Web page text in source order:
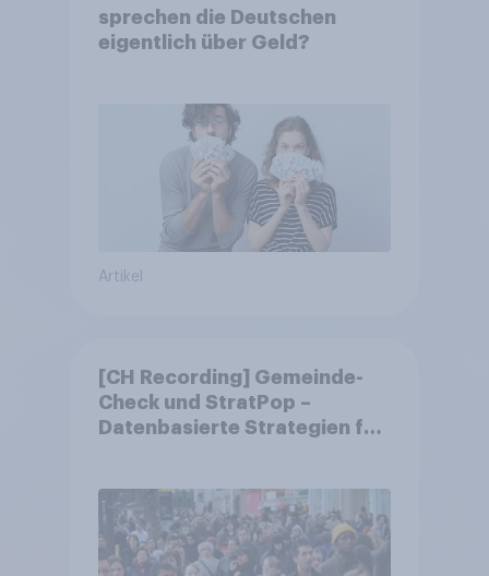
sprechen die Deutschen
eigentlich über Geld?
Artikel
[CH Recording] Gemeinde-
Check und StratPop –
Datenbasierte Strategien für